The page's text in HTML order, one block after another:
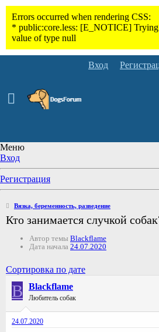
Вход
Меню
Вход
Регистрация
Вязка, беременность, разведение
Кто занимается случкой
Автор темы Blackflame
Дата начала 24.07.2020
Сортировка по дате
B Blackflame
Любитель собак
24.07.2020